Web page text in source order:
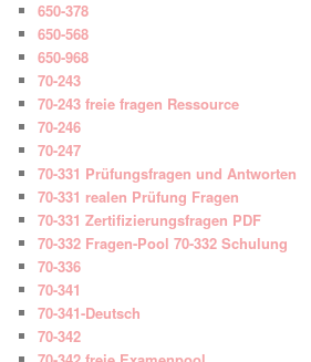
650-378
650-568
650-968
70-243
70-243 freie fragen Ressource
70-246
70-247
70-331 Prüfungsfragen und Antworten
70-331 realen Prüfung Fragen
70-331 Zertifizierungsfragen PDF
70-332 Fragen-Pool 70-332 Schulung
70-336
70-341
70-341-Deutsch
70-342